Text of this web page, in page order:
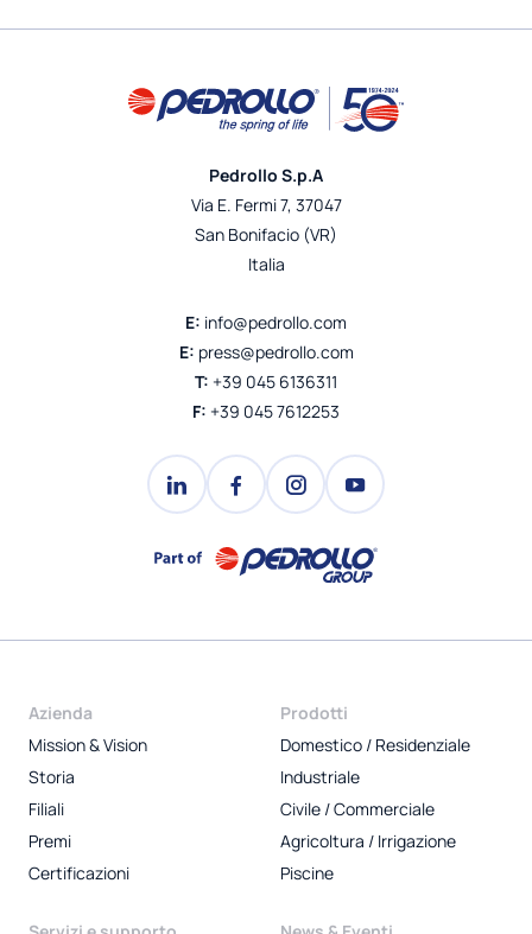
Pedrollo S.p.A
Via E. Fermi 7, 37047
San Bonifacio (VR)
Italia
E: info@pedrollo.com
E: press@pedrollo.com
T: +39 045 6136311
F: +39 045 7612253
Azienda
Mission & Vision
Storia
Filiali
Premi
Certificazioni
Prodotti
Domestico / Residenziale
Industriale
Civile / Commerciale
Agricoltura / Irrigazione
Piscine